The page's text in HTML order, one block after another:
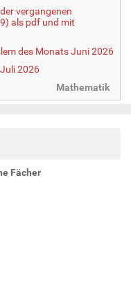
vergangenen
als pdf und mit
des Monats Juni 2026
2026
Mathematik
Fächer